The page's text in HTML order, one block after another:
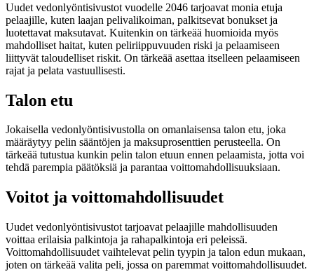
Uudet vedonlyöntisivustot vuodelle 2046 tarjoavat monia etuja
pelaajille, kuten laajan pelivalikoiman, palkitsevat bonukset ja
luotettavat maksutavat. Kuitenkin on tärkeää huomioida myös
mahdolliset haitat, kuten peliriippuvuuden riski ja pelaamiseen
liittyvät taloudelliset riskit. On tärkeää asettaa itselleen pelaamiseen
rajat ja pelata vastuullisesti.
Talon etu
Jokaisella vedonlyöntisivustolla on omanlaisensa talon etu, joka
määräytyy pelin sääntöjen ja maksuprosenttien perusteella. On
tärkeää tutustua kunkin pelin talon etuun ennen pelaamista, jotta voi
tehdä parempia päätöksiä ja parantaa voittomahdollisuuksiaan.
Voitot ja voittomahdollisuudet
Uudet vedonlyöntisivustot tarjoavat pelaajille mahdollisuuden
voittaa erilaisia palkintoja ja rahapalkintoja eri peleissä.
Voittomahdollisuudet vaihtelevat pelin tyypin ja talon edun mukaan,
joten on tärkeää valita peli, jossa on paremmat voittomahdollisuudet.